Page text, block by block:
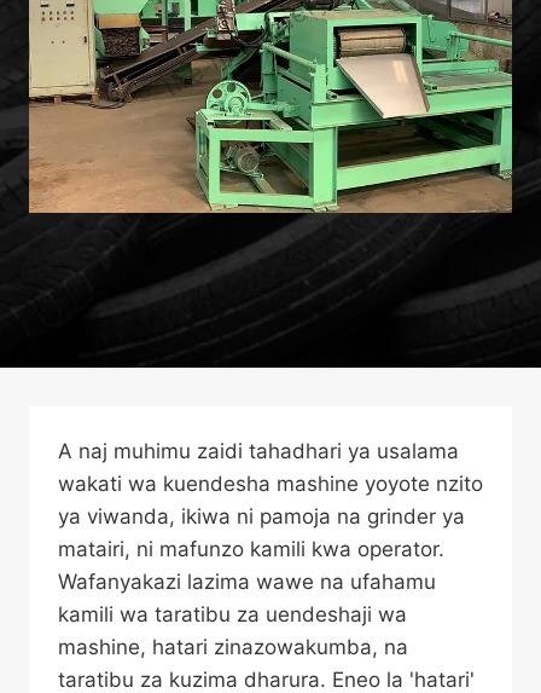
A naj muhimu zaidi tahadhari ya usalama
wakati wa kuendesha mashine yoyote nzito
ya viwanda, ikiwa ni pamoja na grinder ya
matairi, ni mafunzo kamili kwa operator.
Wafanyakazi lazima wawe na ufahamu
kamili wa taratibu za uendeshaji wa
mashine, hatari zinazowakumba, na
taratibu za kuzima dharura. Eneo la 'hatari'